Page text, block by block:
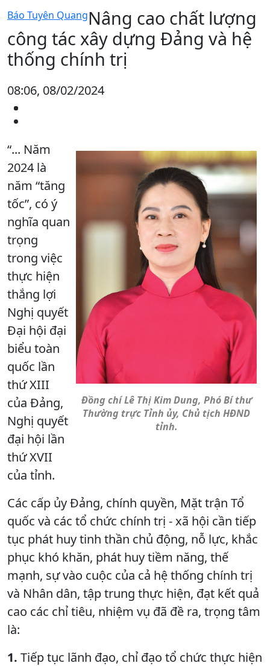
Báo Tuyên QuangNâng cao chất lượng
công tác xây dựng Đảng và hệ
thống chính trị
08:06, 08/02/2024
Đồng chí Lê Thị Kim Dung, Phó Bí thư
Thường trực Tỉnh ủy, Chủ tịch HĐND
tỉnh.
“... Năm
2024 là
năm “tăng
tốc”, có ý
nghĩa quan
trọng
trong việc
thực hiện
thắng lợi
Nghị quyết
Đại hội đại
biểu toàn
quốc lần
thứ XIII
của Đảng,
Nghị quyết
đại hội lần
thứ XVII
của tỉnh.
Các cấp ủy Đảng, chính quyền, Mặt trận Tổ
quốc và các tổ chức chính trị - xã hội cần tiếp
tục phát huy tinh thần chủ động, nỗ lực, khắc
phục khó khăn, phát huy tiềm năng, thế
mạnh, sự vào cuộc của cả hệ thống chính trị
và Nhân dân, tập trung thực hiện, đạt kết quả
cao các chỉ tiêu, nhiệm vụ đã đề ra, trọng tâm
là:
1. Tiếp tục lãnh đạo, chỉ đạo tổ chức thực hiện